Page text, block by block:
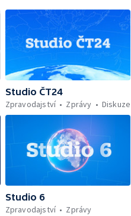
Studio ČT24
Zpravodajství
Zprávy Diskuze
Studio 6
Zpravodajství
Zprávy